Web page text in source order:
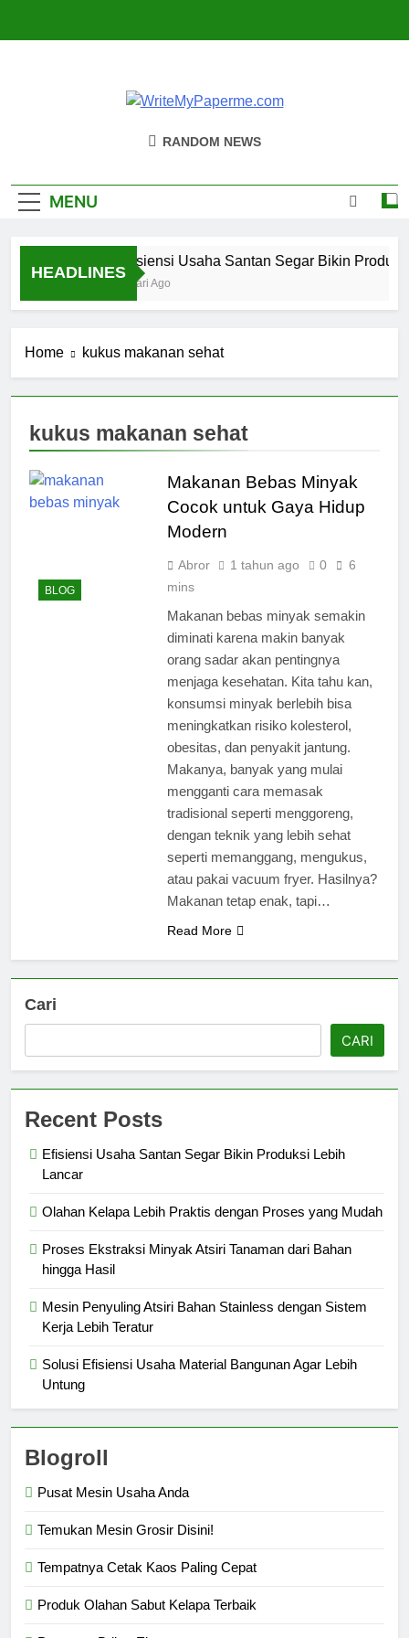
RANDOM NEWS
MENU
HEADLINES
Efisiensi Usaha Santan Segar Bikin
3 Hari Ago
Home kukus makanan sehat
kukus makanan sehat
BLOG
Makanan Bebas Minyak
Cocok untuk Gaya Hidup
Modern
Abror 1 tahun ago 0
6
mins
Makanan bebas minyak semakin
diminati karena makin banyak
orang sadar akan pentingnya
menjaga kesehatan. Kita tahu kan,
konsumsi minyak berlebih bisa
meningkatkan risiko kolesterol,
obesitas, dan penyakit jantung.
Makanya, banyak yang mulai
mengganti cara memasak
tradisional seperti menggoreng,
dengan teknik yang lebih sehat
seperti memanggang, mengukus,
atau pakai vacuum fryer. Hasilnya?
Makanan tetap enak, tapi…
Read More
Cari
CARI
Recent Posts
Efisiensi Usaha Santan Segar Bikin Produksi Lebih
Lancar
Olahan Kelapa Lebih Praktis dengan Proses yang Mudah
Proses Ekstraksi Minyak Atsiri Tanaman dari Bahan
hingga Hasil
Mesin Penyuling Atsiri Bahan Stainless dengan Sistem
Kerja Lebih Teratur
Solusi Efisiensi Usaha Material Bangunan Agar Lebih
Untung
Blogroll
Pusat Mesin Usaha Anda
Temukan Mesin Grosir Disini!
Tempatnya Cetak Kaos Paling Cepat
Produk Olahan Sabut Kelapa Terbaik